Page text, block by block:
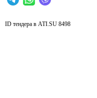
ID тендера в ATI.SU 8498